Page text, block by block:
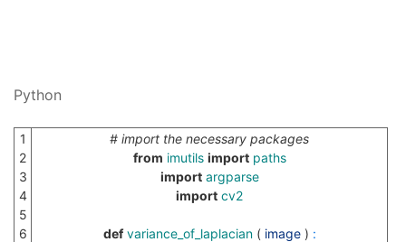
Python
1
2
3
4
5
6
# import the necessary packages
from imutils import paths
import argparse
import cv2
def variance_of_laplacian ( image ) :